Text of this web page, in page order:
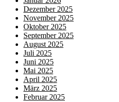
Dezember 2025
November 2025
Oktober 2025
September 2025
August 2025
Juli 2025
Juni 2025
Mai 2025
April 2025
März 2025
Februar 2025